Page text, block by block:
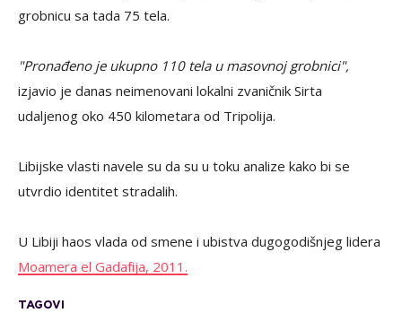
grobnicu sa tada 75 tela.
"Pronađeno je ukupno 110 tela u masovnoj grobnici",
izjavio je danas neimenovani lokalni zvaničnik Sirta
udaljenog oko 450 kilometara od Tripolija.
Libijske vlasti navele su da su u toku analize kako bi se
utvrdio identitet stradalih.
U Libiji haos vlada od smene i ubistva dugogodišnjeg lidera
Moamera el Gadafija, 2011.
TAGOVI